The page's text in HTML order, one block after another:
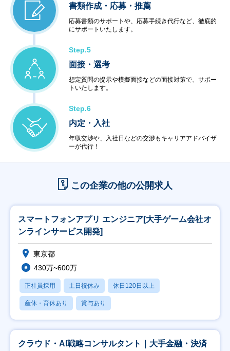
書類作成・応募・推薦
応募書類のサポートや、応募手続き代行など、徹底的
にサポートいたします。
Step.5
面接・選考
想定質問の提示や模擬面接などの面接対策で、サポー
トいたします。
Step.6
内定・入社
年収交渉や、入社日などの交渉もキャリアアドバイザ
ーが代行！
この企業の他の公開求人
スマートフォンアプリ エンジニア[大手ゲーム会社オ
ンラインサービス開発]
東京都
430万~600万
正社員採用 土日祝休み 休日120日以上
産休・育休あり 賞与あり
クラウド・AI戦略コンサルタント｜大手金融・決済